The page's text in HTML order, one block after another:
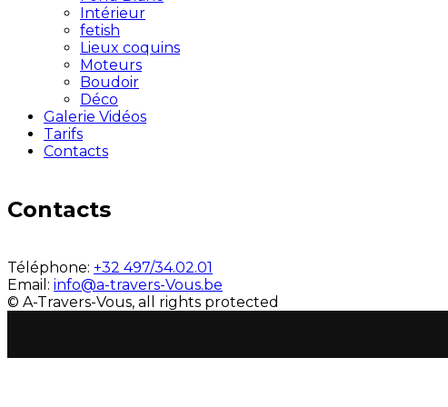
Intérieur
fetish
Lieux coquins
Moteurs
Boudoir
Déco
Galerie Vidéos
Tarifs
Contacts
Contacts
Téléphone: +32 497/34.02.01
Email: info@a-travers-Vous.be
© A-Travers-Vous, all rights protected